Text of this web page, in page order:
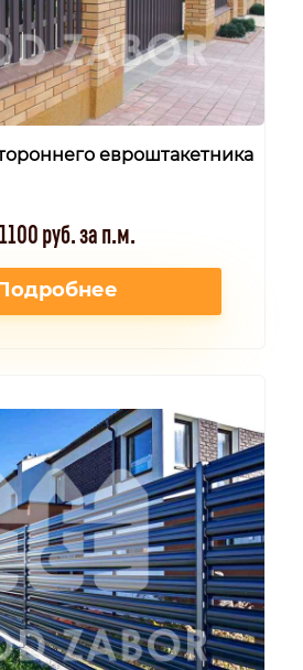
евроштакетника
руб. за п.м.